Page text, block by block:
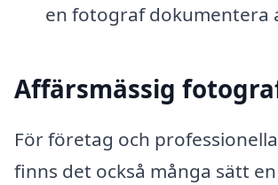
en fotograf dokumentera
Affärsmässig
För företag och
finns det också många sätt